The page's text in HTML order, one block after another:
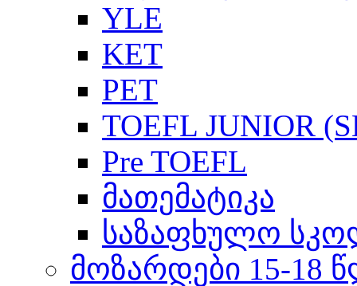
YLE
KET
PET
TOEFL JUNIOR
Pre TOEFL
მათემატიკა
საზაფხულო
მოზარდები 15-18